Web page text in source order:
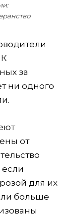
за
ни одного
от
если
для их
больше